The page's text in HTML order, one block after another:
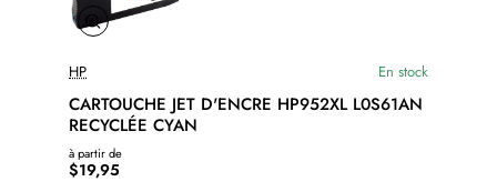
HP En stock
CARTOUCHE JET D'ENCRE HP952XL L0S61AN
RECYCLÉE CYAN
à partir de
$19,95